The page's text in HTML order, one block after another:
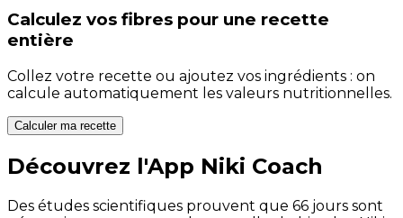
Calculez vos fibres pour une recette
entière
Collez votre recette ou ajoutez vos ingrédients : on
calcule automatiquement les valeurs nutritionnelles.
Calculer ma recette
Découvrez l'App Niki Coach
Des études scientifiques prouvent que 66 jours sont